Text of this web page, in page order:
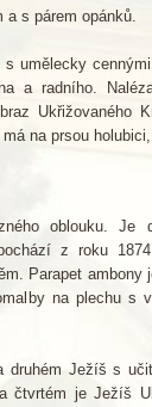
s párem opánků.
umělecky
a radního.
na prsou
oblouku. Je
z roku
Parapet
na plechu s
druhém Ježíš s
čtvrtém je Ježíš